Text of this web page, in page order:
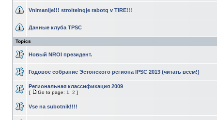
Vnimanije!!! stroitelnqje rabotq v TIRE!!!
Данные клуба TPSC
Topics
Новый NROI президент.
Годовое собрание Эстонского региона IPSC 2013 (читать всем!)
Региональная классификация 2009
[ Go to page: 1 2 ]
Vse na subotnik!!!!